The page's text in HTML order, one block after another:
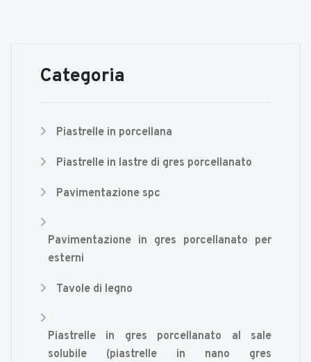
Categoria
Piastrelle in porcellana
Piastrelle in lastre di gres porcellanato
Pavimentazione spc
Pavimentazione in gres porcellanato per
esterni
Tavole di legno
Piastrelle in gres porcellanato al sale
solubile (piastrelle in nano gres